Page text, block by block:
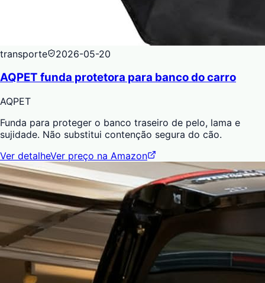
transporte 2026-05-20
AQPET funda protetora para banco do carro
AQPET
Funda para proteger o banco traseiro de pelo, lama e
sujidade. Não substitui contenção segura do cão.
Ver detalheVer preço na Amazon